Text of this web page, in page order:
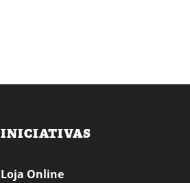
INICIATIVAS
Loja Online